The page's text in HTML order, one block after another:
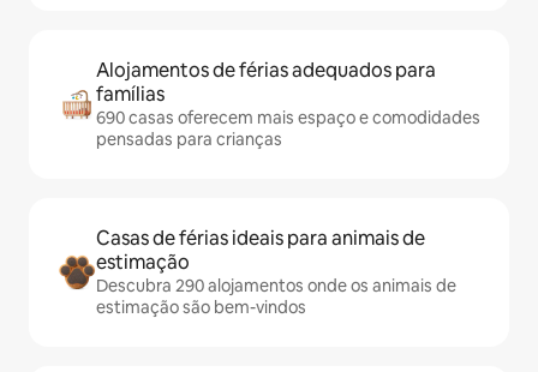
Alojamentos de férias adequados para
famílias
690 casas oferecem mais espaço e comodidades
pensadas para crianças
Casas de férias ideais para animais de
estimação
Descubra 290 alojamentos onde os animais de
estimação são bem-vindos